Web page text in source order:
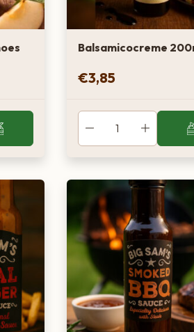
Balsamicocreme
€3,85